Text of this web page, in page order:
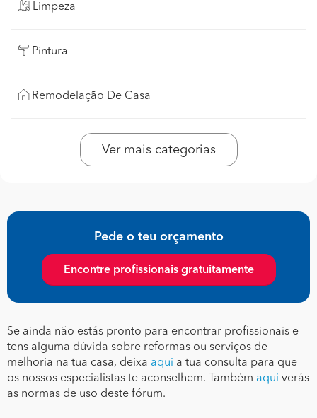
Limpeza
Pintura
Remodelação De Casa
Ver mais categorias
Pede o teu orçamento
Encontre profissionais gratuitamente
Se ainda não estás pronto para encontrar profissionais e
tens alguma dúvida sobre reformas ou serviços de
melhoria na tua casa, deixa aqui a tua consulta para que
os nossos especialistas te aconselhem. Também aqui verás
as normas de uso deste fórum.